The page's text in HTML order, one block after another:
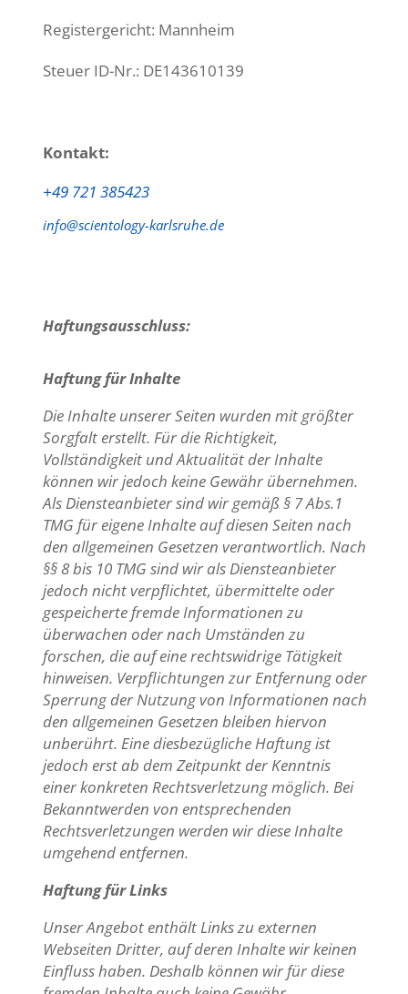
Registergericht: Mannheim
Steuer ID-Nr.: DE143610139
Kontakt:
+49 721 385423
info@scientology-karlsruhe.de
Haftungsausschluss:
Haftung für Inhalte
Die Inhalte unserer Seiten wurden mit größter
Sorgfalt erstellt. Für die Richtigkeit,
Vollständigkeit und Aktualität der Inhalte
können wir jedoch keine Gewähr übernehmen.
Als Diensteanbieter sind wir gemäß § 7 Abs.1
TMG für eigene Inhalte auf diesen Seiten nach
den allgemeinen Gesetzen verantwortlich. Nach
§§ 8 bis 10 TMG sind wir als Diensteanbieter
jedoch nicht verpflichtet, übermittelte oder
gespeicherte fremde Informationen zu
überwachen oder nach Umständen zu
forschen, die auf eine rechtswidrige Tätigkeit
hinweisen. Verpflichtungen zur Entfernung oder
Sperrung der Nutzung von Informationen nach
den allgemeinen Gesetzen bleiben hiervon
unberührt. Eine diesbezügliche Haftung ist
jedoch erst ab dem Zeitpunkt der Kenntnis
einer konkreten Rechtsverletzung möglich. Bei
Bekanntwerden von entsprechenden
Rechtsverletzungen werden wir diese Inhalte
umgehend entfernen.
Haftung für Links
Unser Angebot enthält Links zu externen
Webseiten Dritter, auf deren Inhalte wir keinen
Einfluss haben. Deshalb können wir für diese